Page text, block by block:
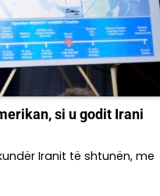
si u godit Irani
Iranit të shtunën, me